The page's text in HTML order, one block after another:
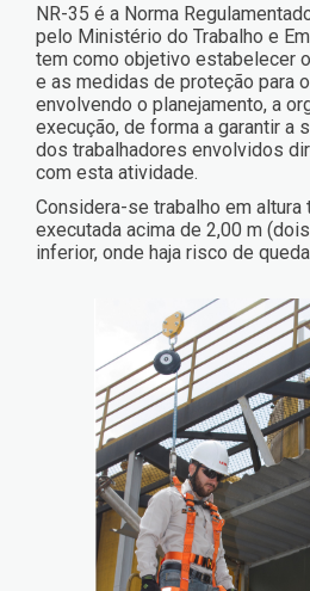
NR-35 é a Norma
pelo Ministério do Trabalho e
tem como objetivo estabelecer
e as medidas de proteção para o
envolvendo o planejamento, a
execução, de forma a garantir a
dos trabalhadores envolvidos
com esta atividade.
Considera-se trabalho em altura
executada acima de 2,00 m
inferior, onde haja risco de